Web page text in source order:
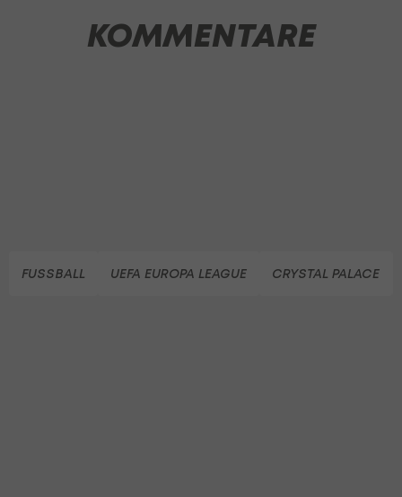
KOMMENTARE
FUSSBALL UEFA EUROPA LEAGUE CRYSTAL PALACE